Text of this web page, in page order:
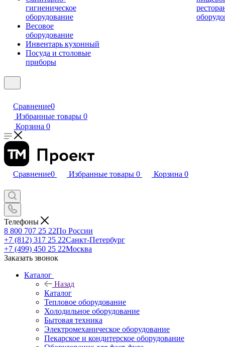
гигиеническое
оборудование
Весовое
оборудование
Инвентарь кухонный
Посуда и столовые
приборы
Сравнение0
Избранные товары 0
Корзина 0
Сравнение0 Избранные товары 0 Корзина 0
Телефоны
8 800 707 25 22По России
+7 (812) 317 25 22Санкт-Петербург
+7 (499) 450 25 22Москва
Заказать звонок
Каталог
Назад
Каталог
Тепловое оборудование
Холодильное оборудование
Бытовая техника
Электромеханическое оборудование
Пекарское и кондитерское оборудование